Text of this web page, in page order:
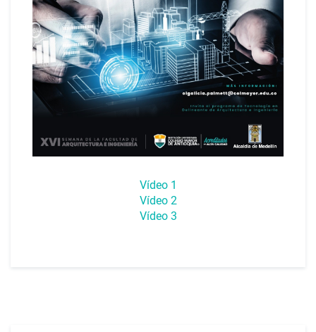
Vídeo 1
Vídeo 2
Vídeo 3